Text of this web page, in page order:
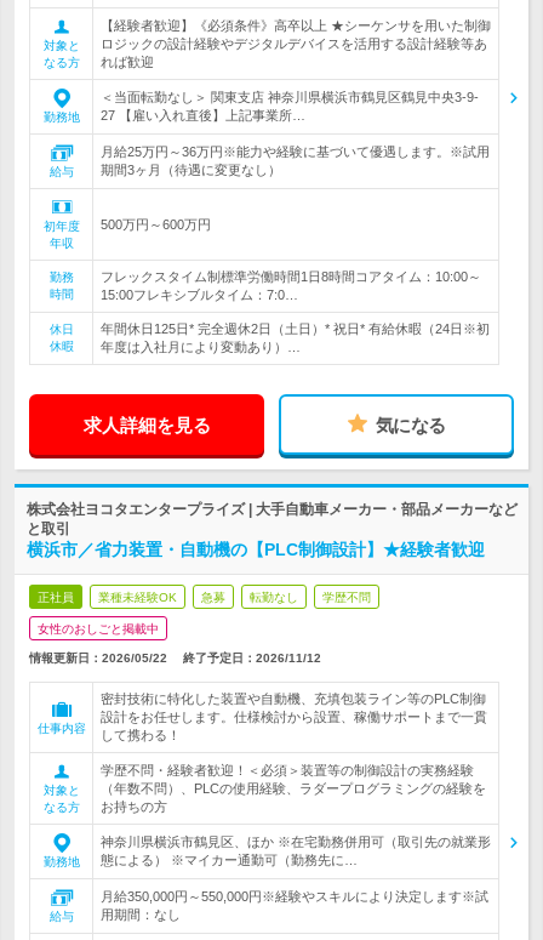
対象と
なる方
【経験者歓迎】《必須条件》高卒以上 ★シーケンサを用いた制御
ロジックの設計経験やデジタルデバイスを活用する設計経験等あ
れば歓迎
勤務地
＜当面転勤なし＞ 関東支店 神奈川県横浜市鶴見区鶴見中央3-9-
27 【雇い入れ直後】上記事業所…
給与
月給25万円～36万円※能力や経験に基づいて優遇します。※試用
期間3ヶ月（待遇に変更なし）
初年度
年収
500万円～600万円
勤務
時間
フレックスタイム制標準労働時間1日8時間コアタイム：10:00～
15:00フレキシブルタイム：7:0…
休日
休暇
年間休日125日* 完全週休2日（土日）* 祝日* 有給休暇（24日※初
年度は入社月により変動あり）…
求人詳細を見る 気になる
株式会社ヨコタエンタープライズ | 大手自動車メーカー・部品メーカーなど
と取引
横浜市／省力装置・自動機の【PLC制御設計】★経験者歓迎
正社員 業種未経験OK 急募 転勤なし 学歴不問
女性のおしごと掲載中
情報更新日：2026/05/22 終了予定日： 2026/11/12
仕事内容
密封技術に特化した装置や自動機、充填包装ライン等のPLC制御
設計をお任せします。仕様検討から設置、稼働サポートまで一貫
して携わる！
対象と
なる方
学歴不問・経験者歓迎！＜必須＞装置等の制御設計の実務経験
（年数不問）、PLCの使用経験、ラダープログラミングの経験を
お持ちの方
勤務地
神奈川県横浜市鶴見区、ほか ※在宅勤務併用可（取引先の就業形
態による） ※マイカー通勤可（勤務先に…
給与
月給350,000円～550,000円※経験やスキルにより決定します※試
用期間：なし